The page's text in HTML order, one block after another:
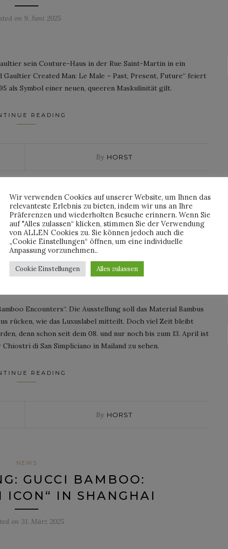
on 9. Juni 2025
sein Couture-Haus in der Rue Saint-Martin in ein
Gaultier Created Man: Le Male – Past, Present, Future“ feiert
als Symbol einer neuen, queeren Maskulinität gilt.
READING
By HORST
NEWS
2025: GUCCI ZEIGT
ENCOUNTERS“
on10. April 2025
Encounters“. Die Ausstellung soll das Material Bambus
rücken, wie das Luxuslabel mitteilt. Doch viel Zeit bleibt
denn schon seit dem 08. und nur noch bis zum 13. April ist
di San Simpliciano in Mailand zu sehen.
READING
By HORST
NEWS
GUCCI BAMBOO:
ICON“ IN SHANGHAI
on 31. März 2025
Wir verwenden Cookies auf unserer Website, um Ihnen das
relevanteste Erlebnis zu bieten, indem wir uns an Ihre
Präferenzen und wiederholten Besuche erinnern. Wenn Sie
auf "Alles zulassen“ klicken, stimmen Sie der Verwendung
von ALLEN Cookies zu. Sie können jedoch auch die
„Cookie Einstellungen“ öffnen, um eine individuelle
Anpassung vorzunehmen..
Cookie Einstellungen Alles zulassen